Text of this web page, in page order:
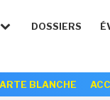
DOSSIERS
BLANCHE